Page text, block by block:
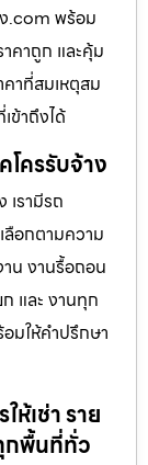
ง.com พร้อม
คาถูก และคุ้ม
คาที่สมเหตุสม
ข้าถึงได้
โครรับจ้าง
เรามีรถ
ลือกตามความ
น งานรื้อถอน
และ งานทุก
มให้คำปรึกษา
ห้เช่า ราย
กพื้นที่ทั่ว